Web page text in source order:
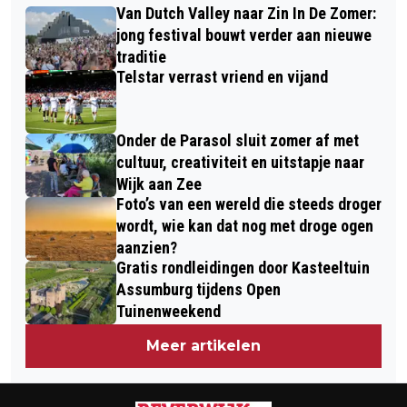
GREET KENNEMERLAND IN ST.
AGATHAKERK
POLITIEBERICHTEN UIT DE WIJKEN IN
HEEMSKERK
Van Dutch Valley naar Zin In De Zomer:
jong festival bouwt verder aan nieuwe
traditie
Telstar verrast vriend en vijand
Onder de Parasol sluit zomer af met
cultuur, creativiteit en uitstapje naar
Wijk aan Zee
Foto’s van een wereld die steeds droger
wordt, wie kan dat nog met droge ogen
aanzien?
Gratis rondleidingen door Kasteeltuin
Assumburg tijdens Open
Tuinenweekend
Meer artikelen